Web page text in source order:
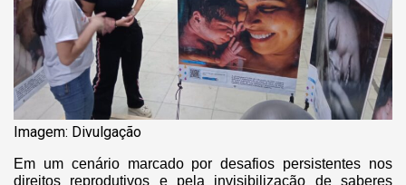
Imagem: Divulgação
Em um cenário marcado por desafios persistentes nos
direitos reprodutivos e pela invisibilização de saberes